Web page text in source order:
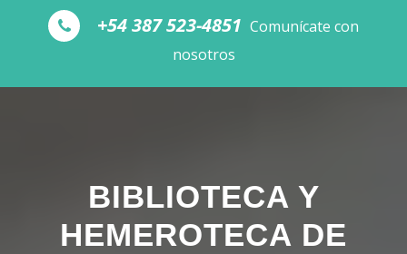
Skip to the content
+54 387 523-4851 Comunícate con
nosotros
BIBLIOTECA Y
HEMEROTECA DE